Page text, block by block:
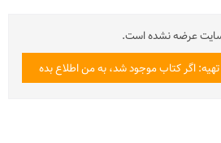
عرضه نشده است.
اگر کتاب موجود شد، به من اطلاع بده